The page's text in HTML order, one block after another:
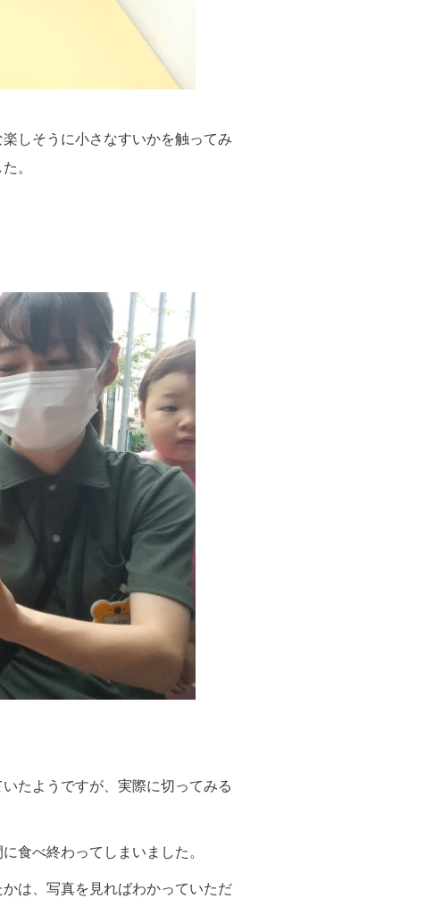
しそうに小さなすいかを触ってみ
。
たようですが、実際に切ってみる
食べ終わってしまいました。
は、写真を見ればわかっていただ